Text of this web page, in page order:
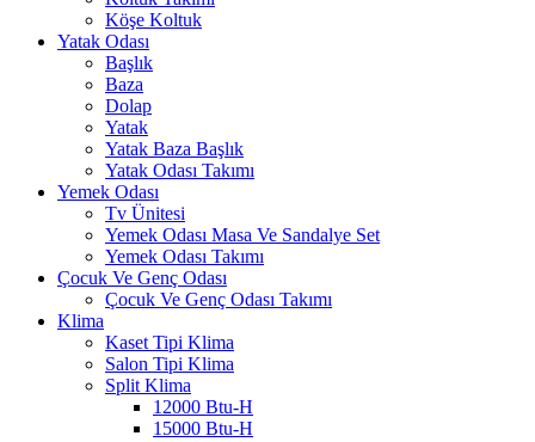
Köşe Koltuk
Yatak Odası
Başlık
Baza
Dolap
Yatak
Yatak Baza Başlık
Yatak Odası Takımı
Yemek Odası
Tv Ünitesi
Yemek Odası Masa Ve Sandalye Set
Yemek Odası Takımı
Çocuk Ve Genç Odası
Çocuk Ve Genç Odası Takımı
Klima
Kaset Tipi Klima
Salon Tipi Klima
Split Klima
12000 Btu-H
15000 Btu-H